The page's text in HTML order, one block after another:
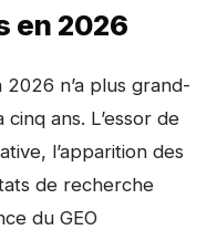
en 2026
n’a plus grand-
ans. L’essor de
l’apparition des
de recherche
du GEO